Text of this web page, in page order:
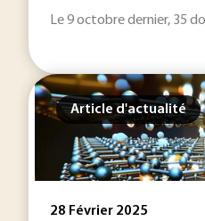
Le 9 octobre dernier, 35
Article d'actualité
28 Février 2025